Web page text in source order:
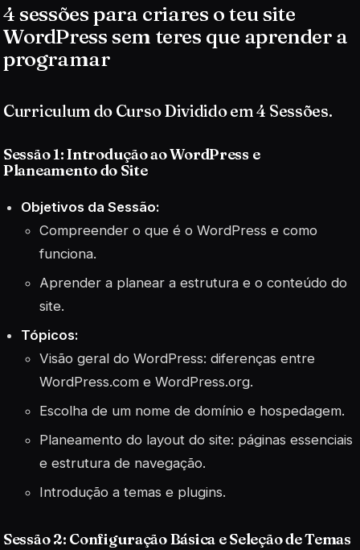
4 sessões para criares o teu site
WordPress sem teres que aprender a
programar
Curriculum do Curso Dividido em 4 Sessões.
Sessão 1: Introdução ao WordPress e
Planeamento do Site
Objetivos da Sessão:
Compreender o que é o WordPress e como
funciona.
Aprender a planear a estrutura e o conteúdo do
site.
Tópicos:
Visão geral do WordPress: diferenças entre
WordPress.com e WordPress.org.
Escolha de um nome de domínio e hospedagem.
Planeamento do layout do site: páginas essenciais
e estrutura de navegação.
Introdução a temas e plugins.
Sessão 2: Configuração Básica e Seleção de Temas